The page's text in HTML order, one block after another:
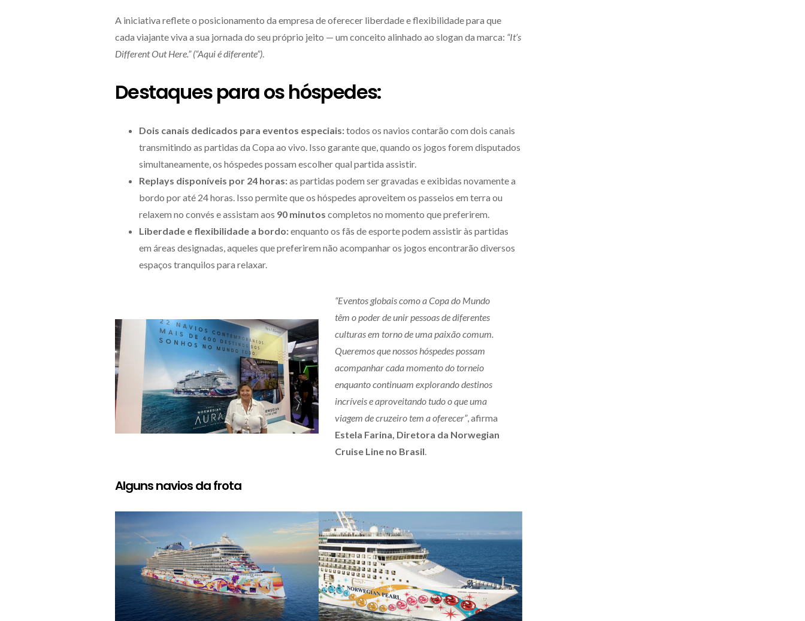
A iniciativa reflete o posicionamento da empresa de oferecer liberdade e flexibilidade para que
cada viajante viva a sua jornada do seu próprio jeito — um conceito alinhado ao slogan da marca: “It’s
Different Out Here.” (“Aqui é diferente”).
Destaques para os hóspedes:
Dois canais dedicados para eventos especiais:todos os navios contarão com dois canais
transmitindo as partidas da Copa ao vivo. Isso garante que, quando os jogos forem disputados
simultaneamente, os hóspedes possam escolher qual partida assistir.
Replays disponíveis por 24 horas:as partidas podem ser gravadas e exibidas novamente a
bordo por até 24 horas. Isso permite que os hóspedes aproveitem os passeios em terra ou
relaxem no convés e assistam aos 90 minutos completos no momento que preferirem.
Liberdade e flexibilidade a bordo:enquanto os fãs de esporte podem assistir às partidas
em áreas designadas, aqueles que preferirem não acompanhar os jogos encontrarão diversos
espaços tranquilos para relaxar.
“Eventos globais como a Copa do Mundo
têm o poder de unir pessoas de diferentes
culturas em torno de uma paixão comum.
Queremos que nossos hóspedes possam
acompanhar cada momento do torneio
enquanto continuam explorando destinos
incríveis e aproveitando tudo o que uma
viagem de cruzeiro tem a oferecer”, afirma
Estela Farina, Diretora da Norwegian
Cruise Line no Brasil.
Alguns navios da frota